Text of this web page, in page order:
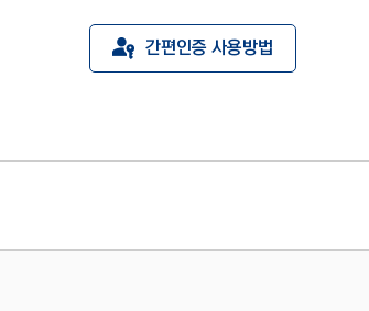
간편인증 사용방법